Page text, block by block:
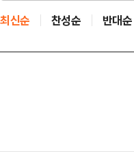
최신순 찬성순 반대순